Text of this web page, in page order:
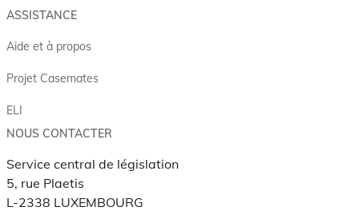
ASSISTANCE
Aide et à propos
Projet Casemates
ELI
NOUS CONTACTER
Service central de législation
5, rue Plaetis
L-2338 LUXEMBOURG